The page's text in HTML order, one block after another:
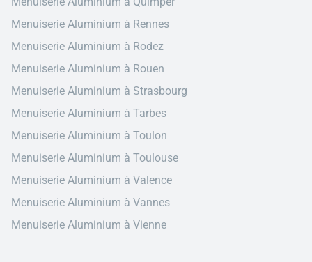
Menuiserie Aluminium à Rennes
Menuiserie Aluminium à Rodez
Menuiserie Aluminium à Rouen
Menuiserie Aluminium à Strasbourg
Menuiserie Aluminium à Tarbes
Menuiserie Aluminium à Toulon
Menuiserie Aluminium à Toulouse
Menuiserie Aluminium à Valence
Menuiserie Aluminium à Vannes
Menuiserie Aluminium à Vienne